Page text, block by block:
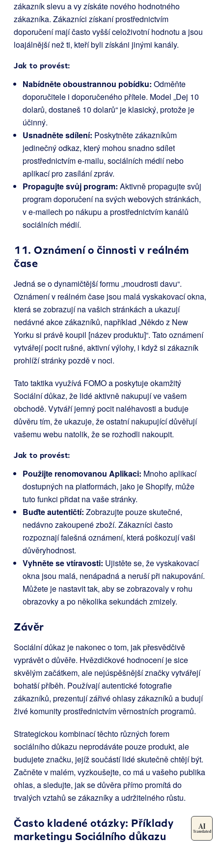
zákazník slevu a vy získáte nového hodnotného
zákazníka. Zákazníci získaní prostřednictvím
doporučení mají často vyšší celoživotní hodnotu a jsou
loajálnější než ti, kteří byli získáni jinými kanály.
Jak to provést:
Nabídněte oboustrannou pobídku: Odměňte
doporučitele i doporučeného přítele. Model „Dej 10
dolarů, dostaneš 10 dolarů“ je klasický, protože je
účinný.
Usnadněte sdílení: Poskytněte zákazníkům
jedinečný odkaz, který mohou snadno sdílet
prostřednictvím e-mailu, sociálních médií nebo
aplikací pro zasílání zpráv.
Propagujte svůj program: Aktivně propagujte svůj
program doporučení na svých webových stránkách,
v e-mailech po nákupu a prostřednictvím kanálů
sociálních médií.
11. Oznámení o činnosti v reálném
čase
Jedná se o dynamičtější formu „moudrosti davu“.
Oznámení v reálném čase jsou malá vyskakovací okna,
která se zobrazují na vašich stránkách a ukazují
nedávné akce zákazníků, například „Někdo z New
Yorku si právě koupil [název produktu]“. Tato oznámení
vytvářejí pocit rušné, aktivní výlohy, i když si zákazník
prohlíží stránky pozdě v noci.
Tato taktika využívá FOMO a poskytuje okamžitý
Sociální důkaz, že lidé aktivně nakupují ve vašem
obchodě. Vytváří jemný pocit naléhavosti a buduje
důvěru tím, že ukazuje, že ostatní nakupující důvěřují
vašemu webu natolik, že se rozhodli nakoupit.
Jak to provést:
Použijte renomovanou Aplikaci: Mnoho aplikací
dostupných na platformách, jako je Shopify, může
tuto funkci přidat na vaše stránky.
Buďte autentičtí: Zobrazujte pouze skutečné,
nedávno zakoupené zboží. Zákazníci často
rozpoznají falešná oznámení, která poškozují vaši
důvěryhodnost.
Vyhněte se vtíravosti: Ujistěte se, že vyskakovací
okna jsou malá, nenápadná a neruší při nakupování.
Můžete je nastavit tak, aby se zobrazovaly v rohu
obrazovky a po několika sekundách zmizely.
Závěr
Sociální důkaz je nakonec o tom, jak přesvědčivě
vyprávět o důvěře. Hvězdičkové hodnocení je sice
skvělým začátkem, ale nejúspěšnější značky vytvářejí
bohatší příběh. Používají autentické fotografie
zákazníků, prezentují zářivé ohlasy zákazníků a budují
živé komunity prostřednictvím věrnostních programů.
Strategickou kombinací těchto různých forem
sociálního důkazu neprodáváte pouze produkt, ale
budujete značku, jejíž součástí lidé skutečně chtějí být.
Začněte v malém, vyzkoušejte, co má u vašeho publika
ohlas, a sledujte, jak se důvěra přímo promítá do
trvalých vztahů se zákazníky a udržitelného růstu.
Často kladené otázky: Příklady
marketingu Sociálního důkazu